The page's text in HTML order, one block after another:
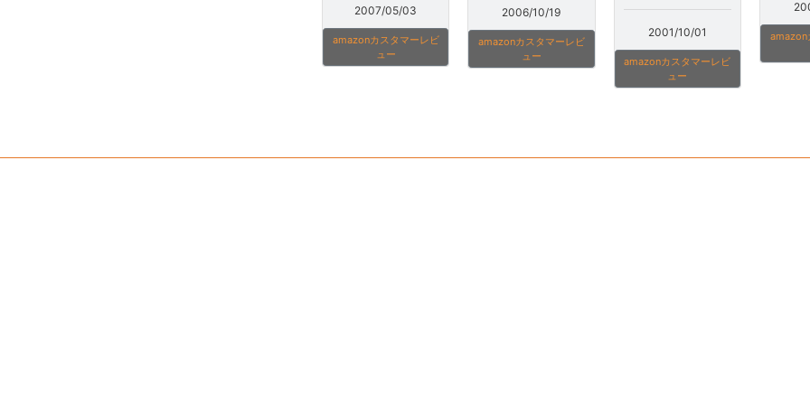
2007/05/03
amazonカスタマーレビ
ュー
2006/10/19
amazonカスタマーレビ
ュー
2001/10/01
amazonカスタマーレビ
ュー
amazon